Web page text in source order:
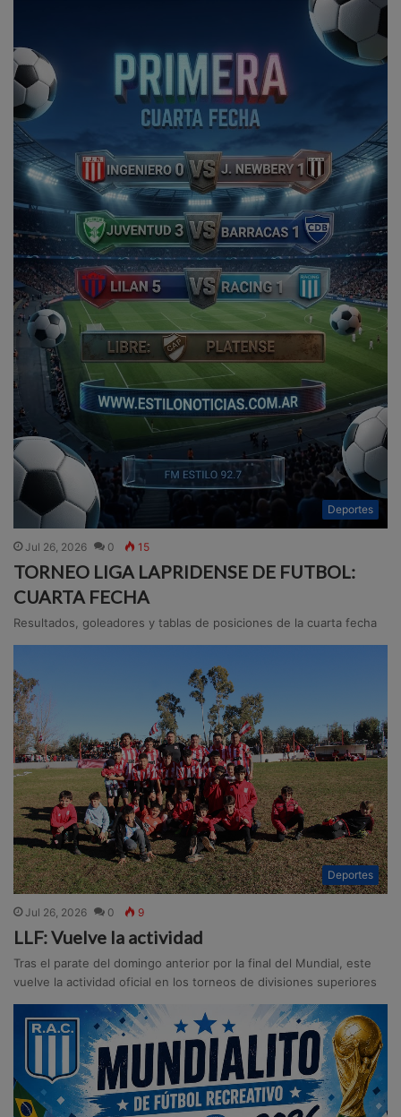
Deportes
Jul 26, 2026 0 15
TORNEO LIGA LAPRIDENSE DE FUTBOL:
CUARTA FECHA
Resultados, goleadores y tablas de posiciones de la cuarta fecha
Deportes
Jul 26, 2026 0 9
LLF: Vuelve la actividad
Tras el parate del domingo anterior por la final del Mundial, este
vuelve la actividad oficial en los torneos de divisiones superiores